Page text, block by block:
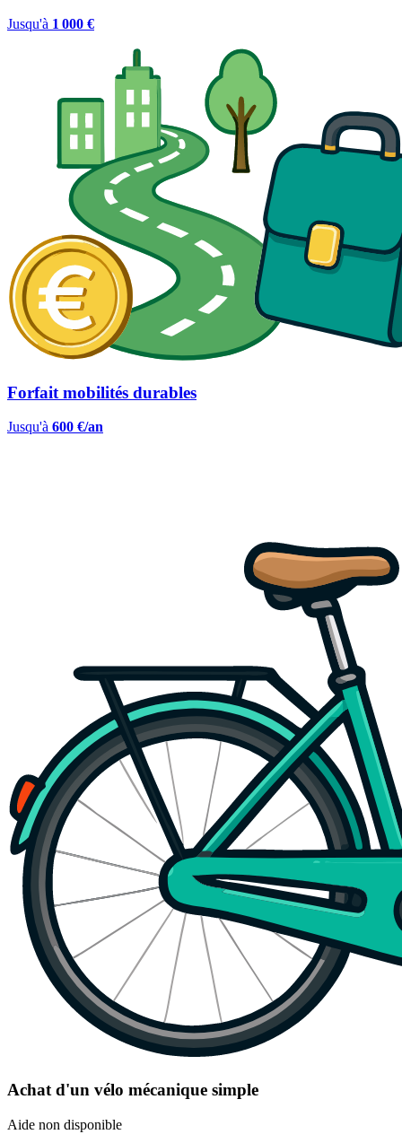
Jusqu'à 1 000 €
Forfait mobilités durables
Jusqu'à 600 €/an
Achat d'un vélo mécanique simple
Aide non disponible